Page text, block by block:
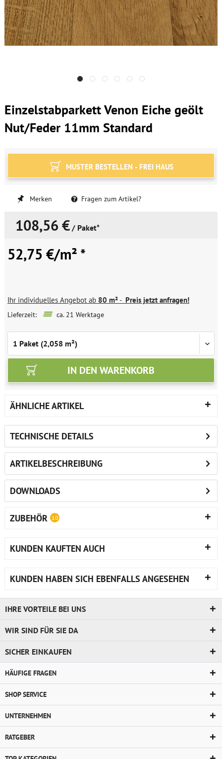
Einzelstabparkett Venon Eiche geölt
Nut/Feder 11mm Standard
MUSTER BESTELLEN - FREI HAUS
Merken Fragen zum Artikel?
108,56 € / Paket*
52,75 €/m² *
Ihr individuelles Angebot ab 80 m²- Preis jetzt anfragen!
Lieferzeit: ca. 21 Werktage
IN DEN WARENKORB
ÄHNLICHE ARTIKEL
TECHNISCHE DETAILS
ARTIKELBESCHREIBUNG
DOWNLOADS
ZUBEHÖR 10
KUNDEN KAUFTEN AUCH
KUNDEN HABEN SICH EBENFALLS ANGESEHEN
IHRE VORTEILE BEI UNS
WIR SIND FÜR SIE DA
SICHER EINKAUFEN
HÄUFIGE FRAGEN
SHOP SERVICE
UNTERNEHMEN
RATGEBER